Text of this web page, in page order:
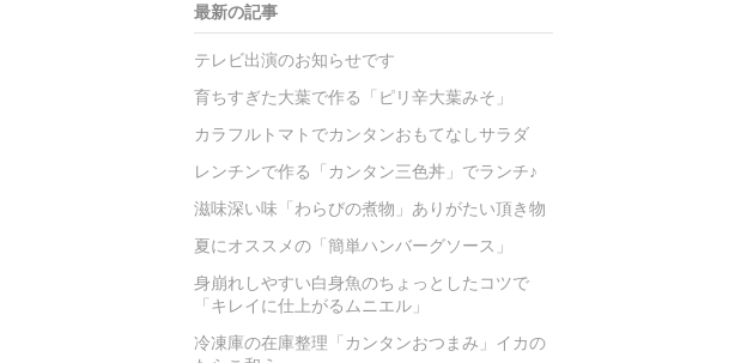
最新の記事
テレビ出演のお知らせです
育ちすぎた大葉で作る「ピリ辛大葉みそ」
カラフルトマトでカンタンおもてなしサラダ
レンチンで作る「カンタン三色丼」でランチ♪
滋味深い味「わらびの煮物」ありがたい頂き物
夏にオススメの「簡単ハンバーグソース」
身崩れしやすい白身魚のちょっとしたコツで
「キレイに仕上がるムニエル」
冷凍庫の在庫整理「カンタンおつまみ」イカの